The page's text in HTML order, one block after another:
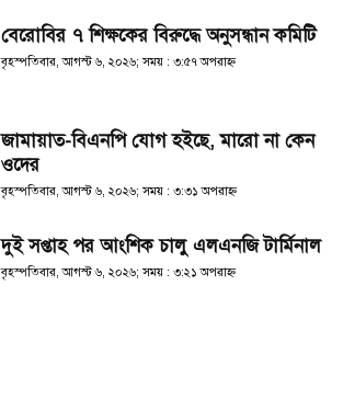
বেরোবির ৭ শিক্ষকের বিরুদ্ধে অনুসন্ধান কমিটি
বৃহস্পতিবার, আগস্ট ৬, ২০২৬; সময় : ৩:৫৭ অপরাহ্ণ
জামায়াত-বিএনপি যোগ হইছে, মারো না কেন
ওদের
বৃহস্পতিবার, আগস্ট ৬, ২০২৬; সময় : ৩:৩১ অপরাহ্ণ
দুই সপ্তাহ পর আংশিক চালু এলএনজি টার্মিনাল
বৃহস্পতিবার, আগস্ট ৬, ২০২৬; সময় : ৩:২১ অপরাহ্ণ